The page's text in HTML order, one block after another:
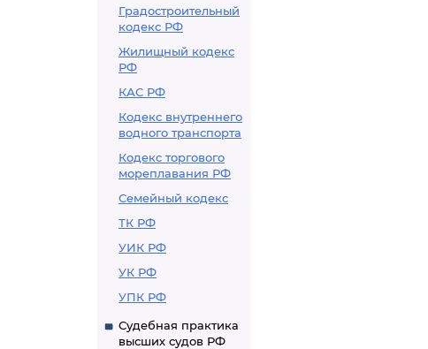
Градостроительный
кодекс РФ
Жилищный кодекс
РФ
КАС РФ
Кодекс внутреннего
водного транспорта
Кодекс торгового
мореплавания РФ
Семейный кодекс
ТК РФ
УИК РФ
УК РФ
УПК РФ
Судебная практика
высших судов РФ